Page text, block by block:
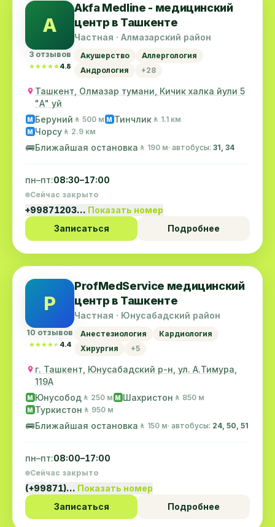
A
3 отзывов
★★★★★
★★★★★ 4.8
Akfa Medline - медицинский
центр в Ташкенте
Частная · Алмазарский район
Акушерство
Аллергология
Андрология
+28
Ташкент, Олмазар тумани, Кичик халка йули 5
"А" уй
M Беруний 🚶 500 м M Тинчлик 🚶 1.1 км
M Чорсу 🚶 2.9 км
🚌Ближайшая остановка 🚶 190 м· автобусы: 31, 34
пн–пт:08:30–17:00
Сейчас закрыто
+99871203… Показать номер
Записаться
Подробнее
P
10 отзывов
★★★★★
★★★★★ 4.4
ProfMedService медицинский
центр в Ташкенте
Частная · Юнусабадский район
Анестезиология
Кардиология
Хирургия
+5
г. Ташкент, Юнусабадский р-н, ул. А.Тимура,
119A
M Юнусобод 🚶 250 м M Шахристон 🚶 850 м
M Туркистон 🚶 950 м
🚌Ближайшая остановка 🚶 150 м· автобусы: 24, 50, 51
пн–пт:08:00–17:00
Сейчас закрыто
(+99871)… Показать номер
Записаться
Подробнее